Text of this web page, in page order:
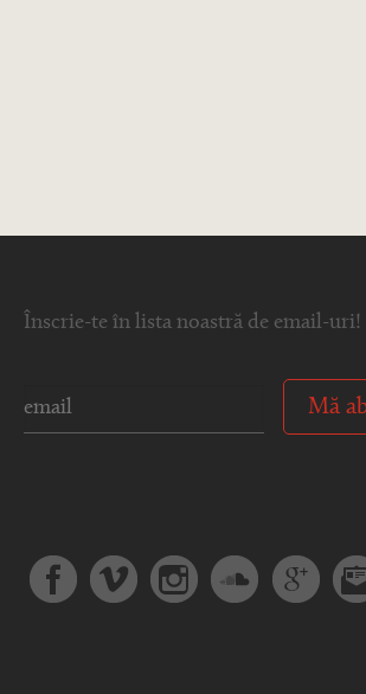
Înscrie-te în lista noastră de email-uri!
Mă